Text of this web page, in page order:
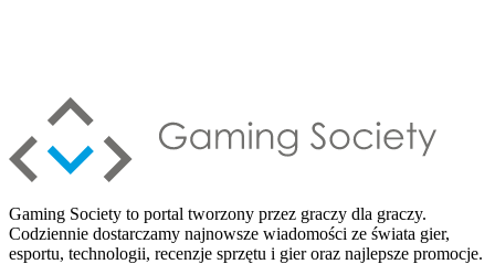
Gaming Society to portal tworzony przez graczy dla graczy.
Codziennie dostarczamy najnowsze wiadomości ze świata gier,
esportu, technologii, recenzje sprzętu i gier oraz najlepsze promocje.